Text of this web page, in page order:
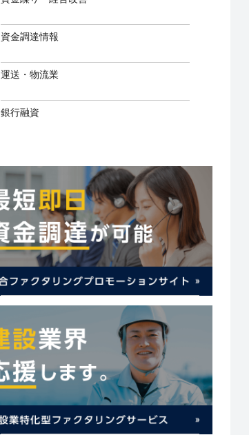
資金調達情報
運送・物流業
銀行融資